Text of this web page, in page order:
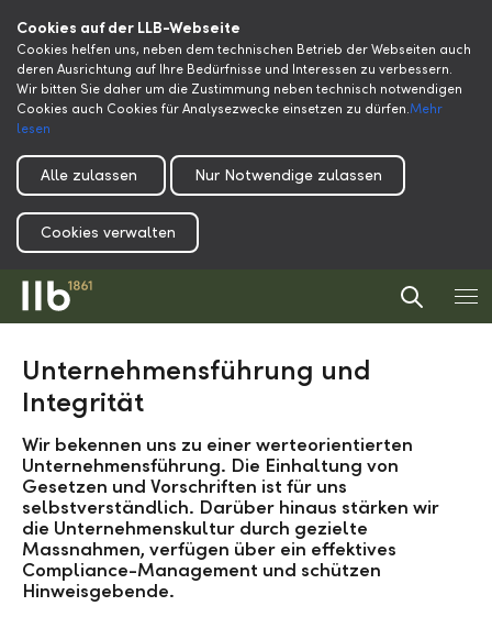
Cookies auf der LLB-Webseite
Cookies helfen uns, neben dem technischen Betrieb der Webseiten auch
deren Ausrichtung auf Ihre Bedürfnisse und Interessen zu verbessern.
Wir bitten Sie daher um die Zustimmung neben technisch notwendigen
Cookies auch Cookies für Analysezwecke einsetzen zu dürfen.Mehr
lesen
Alle zulassen Nur Notwendige zulassen
Cookies verwalten
Unternehmensführung und
Integrität
Wir bekennen uns zu einer werteorientierten
Unternehmensführung. Die Einhaltung von
Gesetzen und Vorschriften ist für uns
selbstverständlich. Darüber hinaus stärken wir
die Unternehmenskultur durch gezielte
Massnahmen, verfügen über ein effektives
Compliance-Management und schützen
Hinweisgebende.